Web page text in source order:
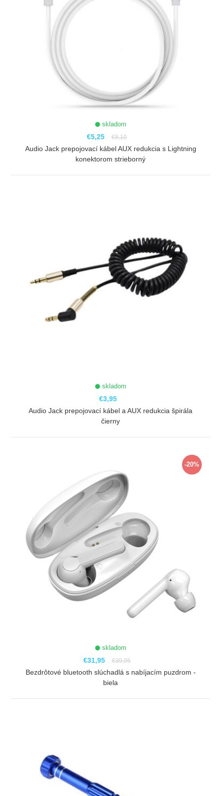
skladom
€5,25 €8,10
Audio Jack prepojovací kábel AUX redukcia s Lightning
konektorom strieborný
skladom
€3,95
Audio Jack prepojovací kábel a AUX redukcia špirála
čierny
-20%
skladom
€31,95 €39,95
Bezdrôtové bluetooth slúchadlá s nabíjacím puzdrom -
biela